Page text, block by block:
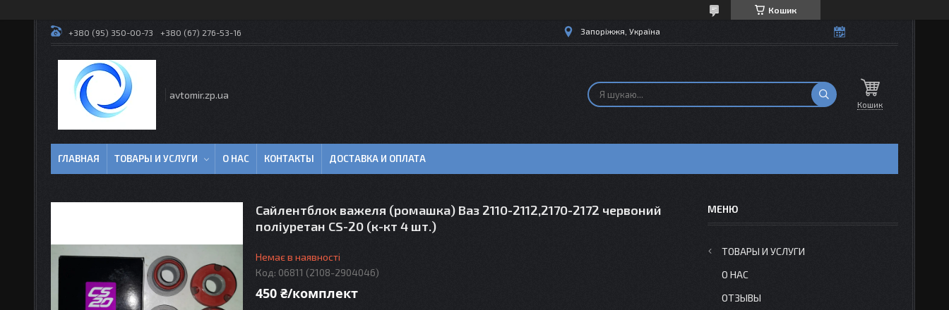
Кошик
+380 (95) 350-00-73 +380 (67) 276-53-16 Запоріжжя, Україна
avtomir.zp.ua
Кошик
ГЛАВНАЯ ТОВАРЫ И УСЛУГИ О НАС КОНТАКТЫ ДОСТАВКА И ОПЛАТА
Сайлентблок важеля (ромашка) Ваз 2110-2112,2170-2172 червоний
поліуретан CS-20 (к-кт 4 шт.)
Немає в наявності
Код: 06811 (2108-2904046)
450 ₴/комплект
ТОВАРЫ И УСЛУГИ
О НАС
ОТЗЫВЫ